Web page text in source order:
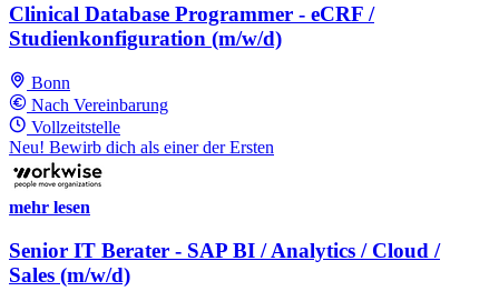
Clinical Database Programmer - eCRF /
Studienkonfiguration (m/w/d)
Bonn
Nach Vereinbarung
Vollzeitstelle
Neu! Bewirb dich als einer der Ersten
mehr lesen
Senior IT Berater - SAP BI / Analytics / Cloud /
Sales (m/w/d)